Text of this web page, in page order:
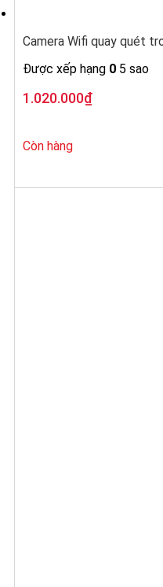
Camera Wifi quay quét
Được xếp hạng 0 5 sao
1.020.000₫
Còn hàng